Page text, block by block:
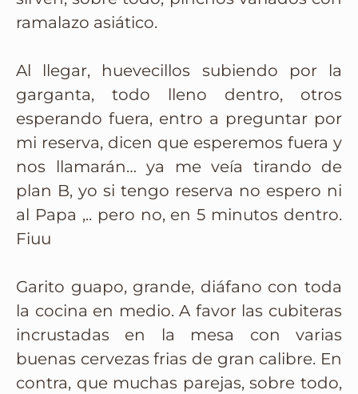
ramalazo asiático.
Al llegar, huevecillos subiendo por la
garganta, todo lleno dentro, otros
esperando fuera, entro a preguntar por
mi reserva, dicen que esperemos fuera y
nos llamarán… ya me veía tirando de
plan B, yo si tengo reserva no espero ni
al Papa ,.. pero no, en 5 minutos dentro.
Fiuu
Garito guapo, grande, diáfano con toda
la cocina en medio. A favor las cubiteras
incrustadas en la mesa con varias
buenas cervezas frias de gran calibre. En
contra, que muchas parejas, sobre todo,